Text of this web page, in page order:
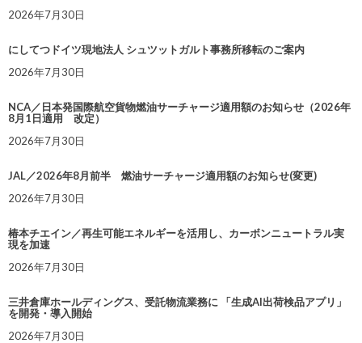
2026年7月30日
にしてつドイツ現地法人 シュツットガルト事務所移転のご案内
2026年7月30日
NCA／日本発国際航空貨物燃油サーチャージ適用額のお知らせ（2026年
8月1日適用 改定）
2026年7月30日
JAL／2026年8月前半 燃油サーチャージ適用額のお知らせ(変更)
2026年7月30日
椿本チエイン／再生可能エネルギーを活用し、カーボンニュートラル実
現を加速
2026年7月30日
三井倉庫ホールディングス、受託物流業務に 「生成AI出荷検品アプリ」
を開発・導入開始
2026年7月30日